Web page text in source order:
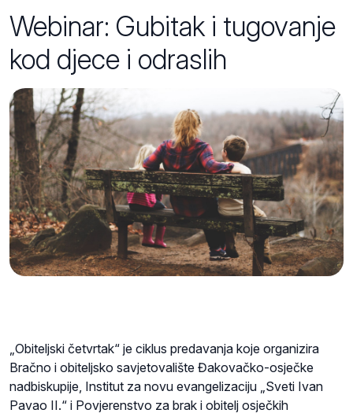
Webinar: Gubitak i tugovanje
kod djece i odraslih
„Obiteljski četvrtak“ je ciklus predavanja koje organizira
Bračno i obiteljsko savjetovalište Đakovačko-osječke
nadbiskupije, Institut za novu evangelizaciju „Sveti Ivan
Pavao II.“ i Povjerenstvo za brak i obitelj osječkih